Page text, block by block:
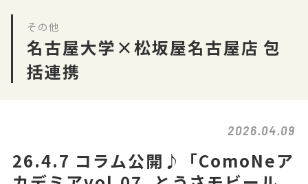
その他
名古屋大学×松坂屋名古屋店 包
括連携
2026.04.09
26.4.7 コラム公開♪「ComoNeア